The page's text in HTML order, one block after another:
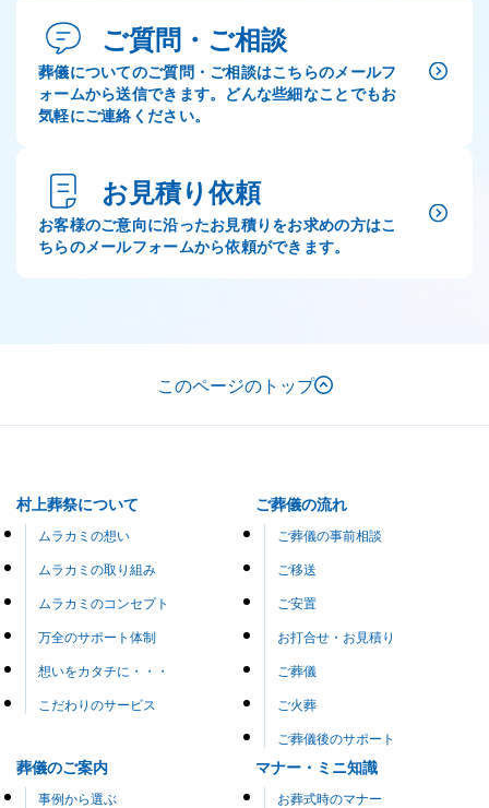
ご質問・ご相談
葬儀についてのご質問・ご相談はこちらのメールフ
ォームから送信できます。どんな些細なことでもお
気軽にご連絡ください。
お見積り依頼
お客様のご意向に沿ったお見積りをお求めの方はこ
ちらのメールフォームから依頼ができます。
このページのトップ
村上葬祭について
ムラカミの想い
ムラカミの取り組み
ムラカミのコンセプト
万全のサポート体制
想いをカタチに・・・
こだわりのサービス
葬儀のご案内
事例から選ぶ
ご葬儀の流れ
ご葬儀の事前相談
ご移送
ご安置
お打合せ・お見積り
ご葬儀
ご火葬
ご葬儀後のサポート
マナー・ミニ知識
お葬式時のマナー